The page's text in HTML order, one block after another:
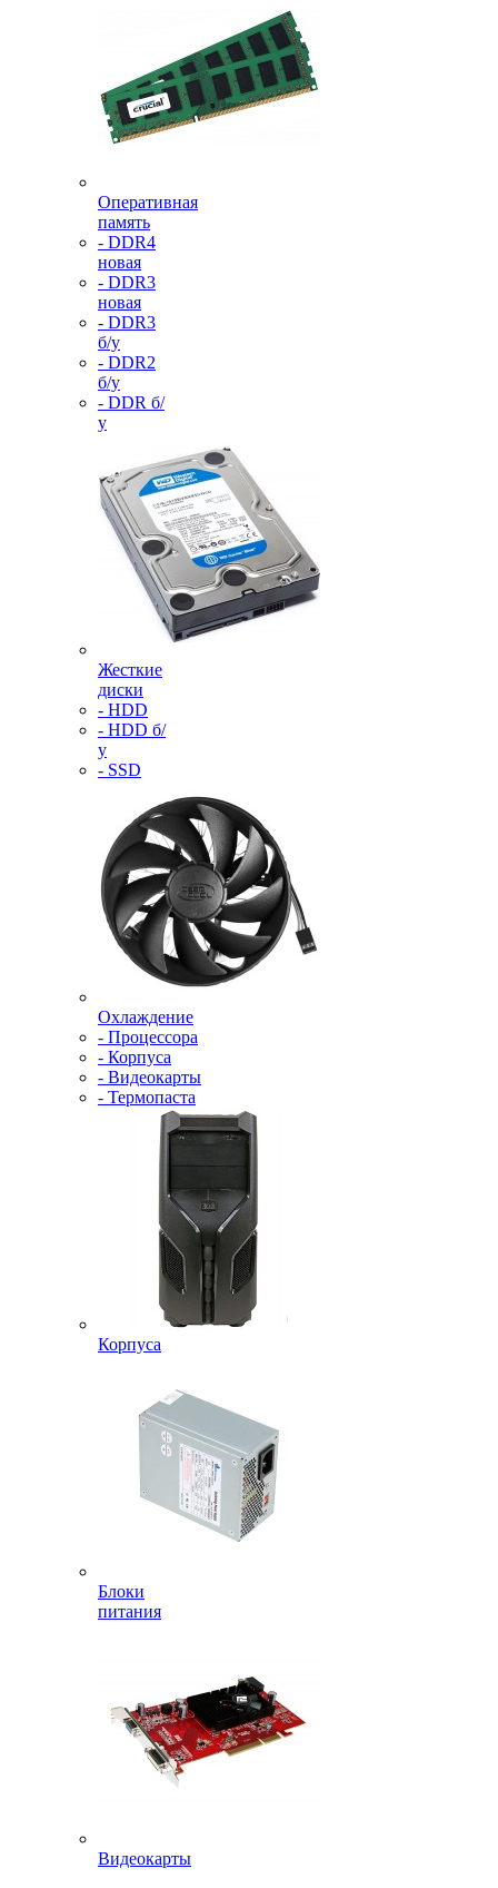
Оперативная
память
- DDR4
новая
- DDR3
новая
- DDR3
б/у
- DDR2
б/у
- DDR б/
у
Жесткие
диски
- HDD
- HDD б/
у
- SSD
Охлаждение
- Процессора
- Корпуса
- Видеокарты
- Термопаста
Корпуса
Блоки
питания
Видеокарты